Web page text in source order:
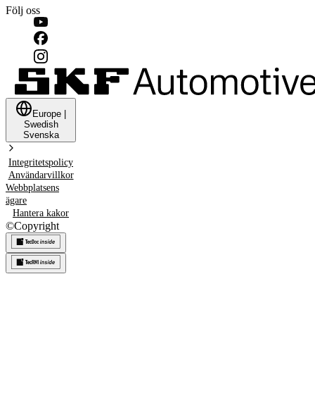
Följ oss
Europe
Swedish
Svenska
Integritetspolicy
Användarvillkor
Webbplatsens
ägare
Hantera kakor
©Copyright